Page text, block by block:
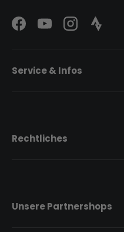
FacebookYouTubeInstagramStrava
Service & Infos
Rechtliches
Unsere Partnershops